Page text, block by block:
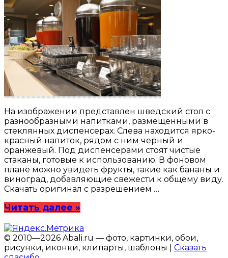
На изображении представлен шведский стол с
разнообразными напитками, размещенными в
стеклянных диспенсерах. Слева находится ярко-
красный напиток, рядом с ним черный и
оранжевый. Под диспенсерами стоят чистые
стаканы, готовые к использованию. В фоновом
плане можно увидеть фрукты, такие как бананы и
виноград, добавляющие свежести к общему виду.
Скачать оригинал с разрешением …
Читать далее »
© 2010—2026 Abali.ru — фото, картинки, обои,
рисунки, иконки, клипарты, шаблоны | Сказать